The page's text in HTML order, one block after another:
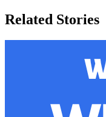
Related Stories